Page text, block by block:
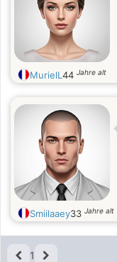
MurielL 44 Jahre alt
Smiilaaey33 Jahre alt
1